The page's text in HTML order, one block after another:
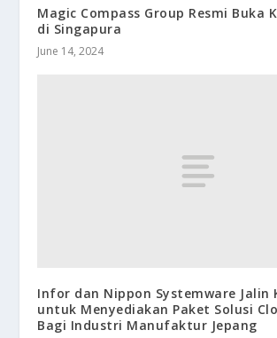
Magic Compass Group Resmi Buka
di Singapura
June 14, 2024
Infor dan Nippon Systemware Jalin
untuk Menyediakan Paket Solusi
Bagi Industri Manufaktur Jepang